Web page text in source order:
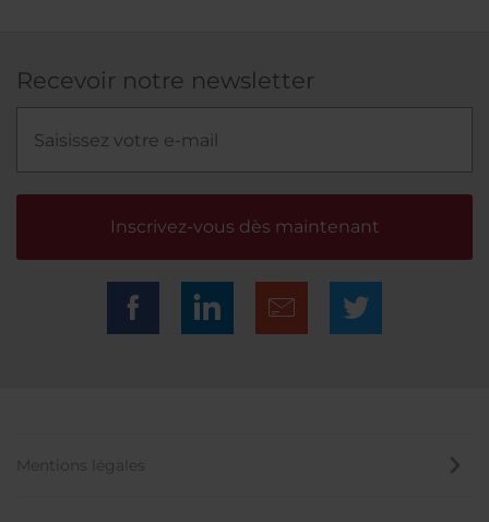
Recevoir notre newsletter
Inscrivez-vous dès maintenant
Mentions légales